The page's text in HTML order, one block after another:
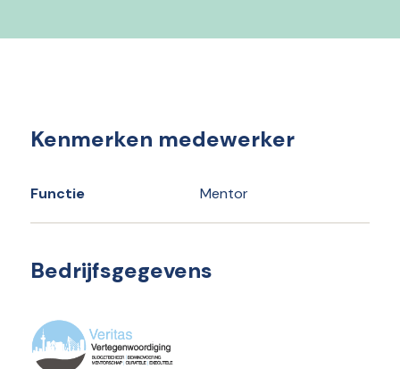
Kenmerken medewerker
Functie Mentor
Bedrijfsgegevens